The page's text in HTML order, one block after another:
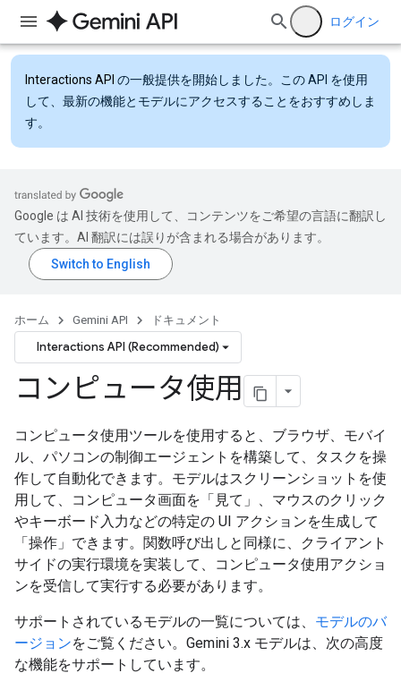
ログイン
Interactions API の一般提供を開始しました。この API を使用
して、最新の機能とモデルにアクセスすることをおすすめしま
す。
Google は AI 技術を使用して、コンテンツをご希望の言語に翻訳し
ています。AI 翻訳には誤りが含まれる場合があります。
ホーム Gemini API ドキュメント
Interactions API (Recommended)
コンピュータ使用
コンピュータ使用ツールを使用すると、ブラウザ、モバイ
ル、パソコンの制御エージェントを構築して、タスクを操
作して自動化できます。モデルはスクリーンショットを使
用して、コンピュータ画面を「見て」、マウスのクリック
やキーボード入力などの特定の UI アクションを生成して
「操作」できます。関数呼び出しと同様に、クライアント
サイドの実行環境を実装して、コンピュータ使用アクショ
ンを受信して実行する必要があります。
サポートされているモデルの一覧については、 モデルのバ
ージョンをご覧ください。Gemini 3.x モデルは、次の高度
な機能をサポートしています。